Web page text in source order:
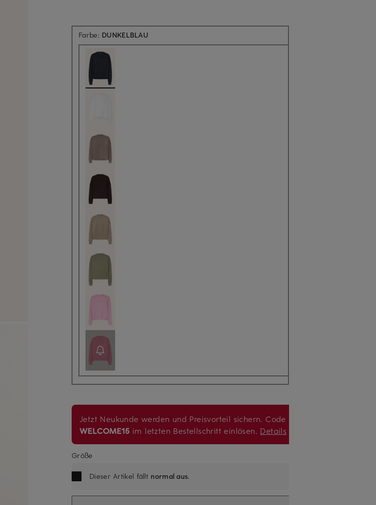
Farbe: DUNKELBLAU
Jetzt Neukunde werden und Preisvorteil sichern. Code
WELCOME15 im letzten Bestellschritt einlösen. Details
Größe
Dieser Artikel fällt normal aus.